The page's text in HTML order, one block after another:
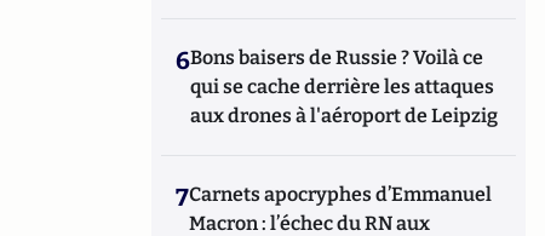
6Bons baisers de Russie ? Voilà ce
qui se cache derrière les attaques
aux drones à l'aéroport de Leipzig
7Carnets apocryphes d’Emmanuel
Macron : l’échec du RN aux